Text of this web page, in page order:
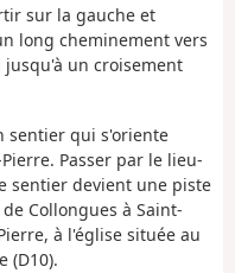
sur la gauche et
long cheminement vers
jusqu'à un croisement
sentier qui s'oriente
Passer par le lieu-
sentier devient une piste
Collongues à Saint-
à l'église située au
(D10).